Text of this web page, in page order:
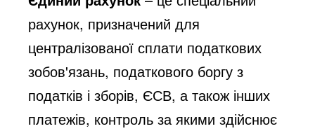
рахунок, призначений для
централізованої сплати податкових
зобов'язань, податкового боргу з
податків і зборів, ЄСВ, а також інших
платежів, контроль за якими здійснює